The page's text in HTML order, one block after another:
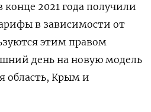
2021 года получили
в зависимости от
этим правом
день на новую модель
область, Крым и